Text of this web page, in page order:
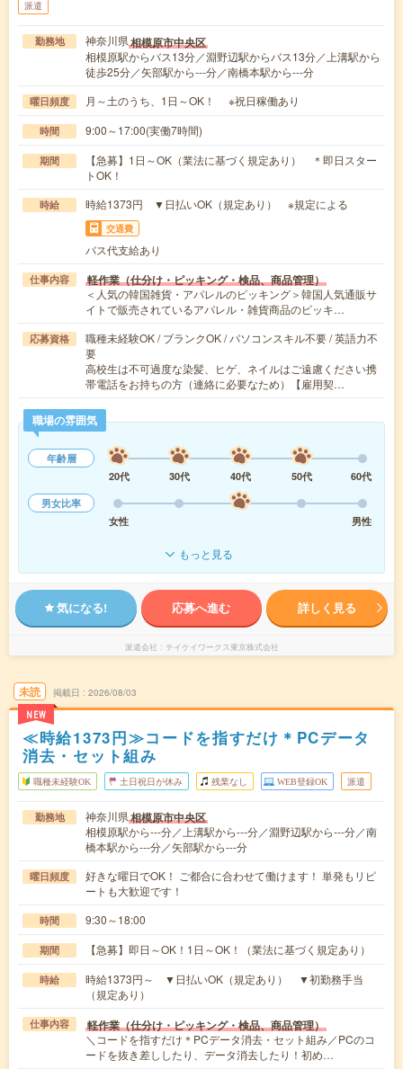
派遣
勤務地 神奈川県相模原市中央区
相模原駅からバス13分／淵野辺駅からバス13分／上溝駅から
徒歩25分／矢部駅から---分／南橋本駅から---分
曜日頻度 月～土のうち、1日～OK！ ※祝日稼働あり
時間 9:00～17:00(実働7時間)
期間
【急募】1日～OK（業法に基づく規定あり） ＊即日スター
トOK！
時給 時給1373円 ▼日払いOK（規定あり） ※規定による
交通費
バス代支給あり
仕事内容 軽作業（仕分け・ピッキング・検品、商品管理）
＜人気の韓国雑貨・アパレルのピッキング＞韓国人気通販サ
イトで販売されているアパレル・雑貨商品のピッキ…
応募資格
職種未経験OK / ブランクOK / パソコンスキル不要 / 英語力不
要
高校生は不可過度な染髪、ヒゲ、ネイルはご遠慮ください携
帯電話をお持ちの方（連絡に必要なため）【雇用契…
職場の雰囲気
年齢層
20代
30代 40代 50代
60代
男女比率
女性
男性
もっと見る
気になる! 応募へ進む 詳しく見る
派遣会社 テイケイワークス東京株式会社
未読
NEW
掲載日 2026/08/03
≪時給1373円≫コードを指すだけ＊PCデータ
消去・セット組み
職種未経験OK 土日祝日が休み 残業なし WEB登録OK 派遣
勤務地 神奈川県相模原市中央区
相模原駅から---分／上溝駅から---分／淵野辺駅から---分／南
橋本駅から---分／矢部駅から---分
曜日頻度
好きな曜日でOK！ ご都合に合わせて働けます！ 単発もリピ
ートも大歓迎です！
時間 9:30～18:00
期間 【急募】即日～OK！1日～OK！（業法に基づく規定あり）
時給
時給1373円～ ▼日払いOK（規定あり） ▼初勤務手当
（規定あり）
仕事内容 軽作業（仕分け・ピッキング・検品、商品管理）
＼コードを指すだけ＊PCデータ消去・セット組み／PCのコ
ードを抜き差ししたり、データ消去したり！初め…